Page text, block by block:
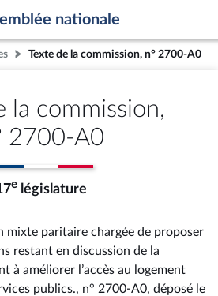
nationale
Texte de la commission, n° 2700-A0
la commission,
2700-A0
e législature
mixte paritaire chargée de proposer
restant en discussion de la
à améliorer l’accès au logement
publics., n° 2700-A0, déposé le